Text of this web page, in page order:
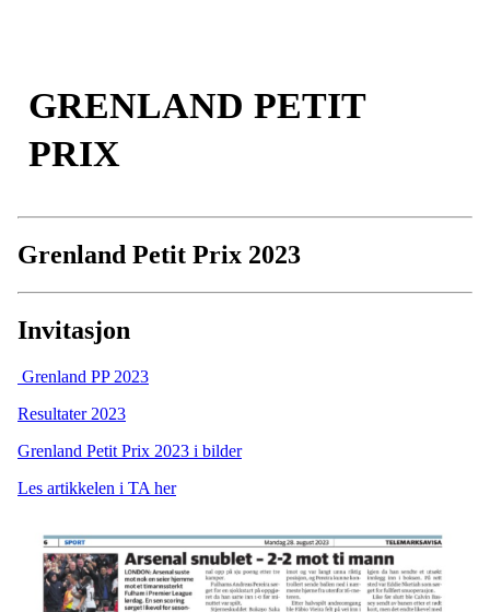
GRENLAND PETIT
PRIX
Grenland Petit Prix 2023
Invitasjon
Grenland PP 2023
Resultater 2023
Grenland Petit Prix 2023 i bilder
Les artikkelen i TA her